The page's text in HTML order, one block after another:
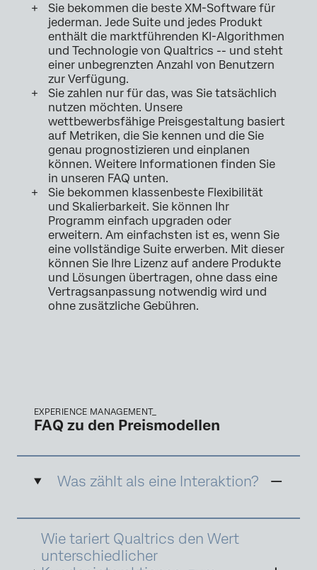
Sie bekommen die beste XM-Software für
jederman. Jede Suite und jedes Produkt
enthält die marktführenden KI-Algorithmen
und Technologie von Qualtrics -- und steht
einer unbegrenzten Anzahl von Benutzern
zur Verfügung.
Sie zahlen nur für das, was Sie tatsächlich
nutzen möchten. Unsere
wettbewerbsfähige Preisgestaltung basiert
auf Metriken, die Sie kennen und die Sie
genau prognostizieren und einplanen
können. Weitere Informationen finden Sie
in unseren FAQ unten.
Sie bekommen klassenbeste Flexibilität
und Skalierbarkeit. Sie können Ihr
Programm einfach upgraden oder
erweitern. Am einfachsten ist es, wenn Sie
eine vollständige Suite erwerben. Mit dieser
können Sie Ihre Lizenz auf andere Produkte
und Lösungen übertragen, ohne dass eine
Vertragsanpassung notwendig wird und
ohne zusätzliche Gebühren.
EXPERIENCE MANAGEMENT_
FAQ zu den Preismodellen
Was zählt als eine Interaktion?
erfasster und/oder verarbeiteter Datensatz
definiert, der XM-Erkenntnisse gewinnt und
auf deren Basis optimale Maßnahmen
Wie tariert Qualtrics den Wert
unterschiedlicher